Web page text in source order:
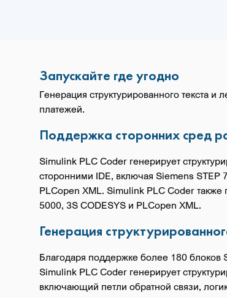
Запускайте где угодно
Генерация структурированного текста
платежей.
Поддержка сторонних сред
Simulink PLC Coder генерирует
сторонними IDE, включая Siemens
PLCopen XML. Simulink PLC Coder
5000, 3S CODESYS и PLCopen XML.
Генерация
Благодаря поддержке более 180 блоков
Simulink PLC Coder генерирует
включающий петли обратной связи,